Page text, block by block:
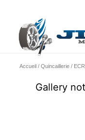
Accueil /Quincaillerie /
Gallery